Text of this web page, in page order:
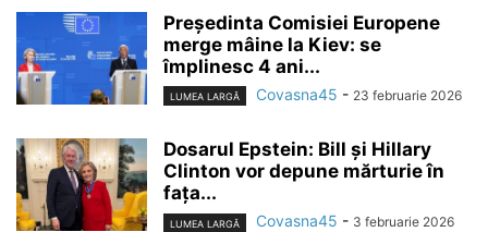
Președinta Comisiei Europene
merge mâine la Kiev: se
împlinesc 4 ani...
LUMEA LARGĂ Covasna45 - 23 februarie 2026
Dosarul Epstein: Bill și Hillary
Clinton vor depune mărturie în
fața...
LUMEA LARGĂ Covasna45 - 3 februarie 2026